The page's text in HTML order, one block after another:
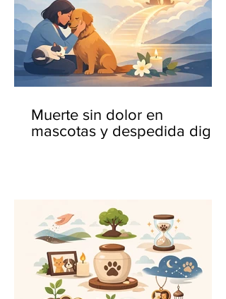
Muerte sin dolor en
mascotas y despedida digna